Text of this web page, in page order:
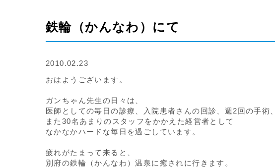
鉄輪（かんなわ）にて
2010.02.23
おはようございます。
ガンちゃん先生の日々は、
医師としての毎日の診療、入院患者さんの回診、週2回の手術、
また30名あまりのスタッフをかかえた経営者として
なかなかハードな毎日を過ごしています。
疲れがたまって来ると、
別府の鉄輪（かんなわ）温泉に癒されに行きます。